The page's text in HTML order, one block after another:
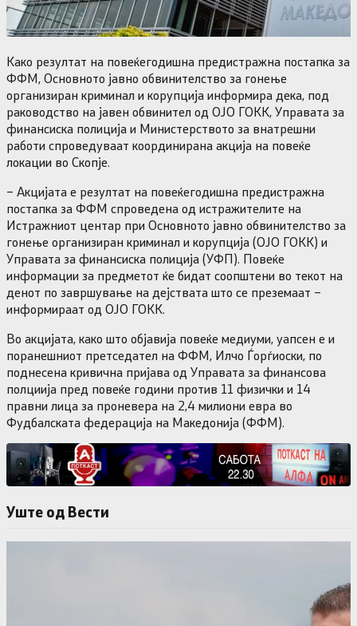
Како резултат на повеќегодишна предистражна постапка за
ФФМ, Основното јавно обвинителство за гонење
организиран криминал и корупција информира дека, под
раководство на јавен обвинител од ОЈО ГОКК, Управата за
финансиска полиција и Министерството за внатрешни
работи спроведуваат координирана акција на повеќе
локации во Скопје.
– Акцијата е резултат на повеќегодишна предистражна
постапка за ФФМ спроведена од истражителите на
Истражниот центар при Основното јавно обвинителство за
гонење организиран криминал и корупција (ОЈО ГОКК) и
Управата за финансиска полиција (УФП). Повеќе
информации за предметот ќе бидат соопштени во текот на
денот по завршување на дејствата што се преземаат –
информираат од ОЈО ГОКК.
Во акцијата, како што објавија повеќе медиуми, уапсен е и
поранешниот претседател на ФФМ, Илчо Ѓорѓиоски, по
поднесена кривична пријава од Управата за финансова
полциија пред повеќе години против 11 физички и 14
правни лица за проневера на 2,4 милиони евра во
Фудбалската федерација на Македонија (ФФМ).
Уште од Вести